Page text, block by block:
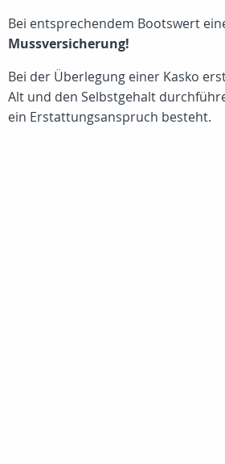
Bei entsprechendem Bootswert
Mussversicherung!
Bei der Überlegung einer Kasko
Alt und den Selbstgehalt
ein Erstattungsanspruch besteht.